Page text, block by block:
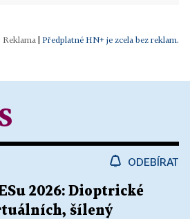
Předplatné HN+ je zcela bez reklam.
ODEBÍRAT
2026: Dioptrické
šílený